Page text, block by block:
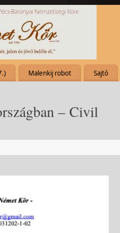
Malenkij robot Sajtó
– Civil